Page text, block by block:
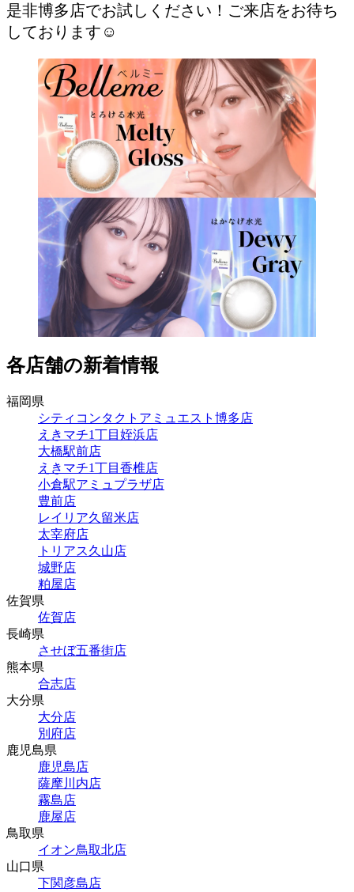
是非博多店でお試しください！ご来店をお待ち
しております☺️
各店舗の新着情報
福岡県
シティコンタクトアミュエスト博多店
えきマチ1丁目姪浜店
大橋駅前店
えきマチ1丁目香椎店
小倉駅アミュプラザ店
豊前店
レイリア久留米店
太宰府店
トリアス久山店
城野店
粕屋店
佐賀県
佐賀店
長崎県
させぼ五番街店
熊本県
合志店
大分県
大分店
別府店
鹿児島県
鹿児島店
薩摩川内店
霧島店
鹿屋店
鳥取県
イオン鳥取北店
山口県
下関彦島店